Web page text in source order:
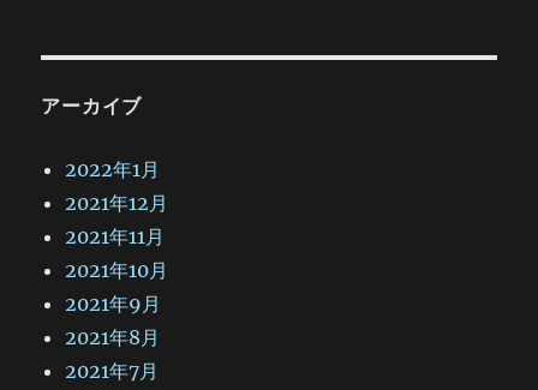
アーカイブ
2022年1月
2021年12月
2021年11月
2021年10月
2021年9月
2021年8月
2021年7月